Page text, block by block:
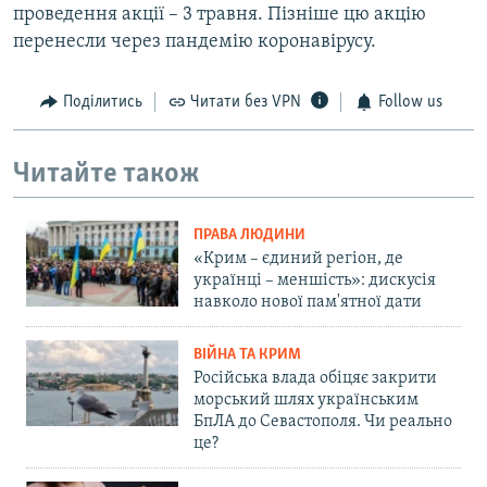
проведення акції – 3 травня. Пізніше цю акцію
перенесли через пандемію коронавірусу.
Поділитись Читати без VPN Follow us
Читайте також
ПРАВА ЛЮДИНИ
«Крим – єдиний регіон, де
українці – меншість»: дискусія
навколо нової пам'ятної дати
ВІЙНА ТА КРИМ
Російська влада обіцяє закрити
морський шлях українським
БпЛА до Севастополя. Чи реально
це?